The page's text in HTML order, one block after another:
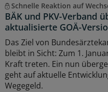
Schnelle Reaktion auf
BÄK und PKV-Verband
aktualisierte GOÄ-
Das Ziel von
bleibt in Sicht: Zum 1.
Kraft treten. Ein nun
geht auf aktuelle
Wegegeld.